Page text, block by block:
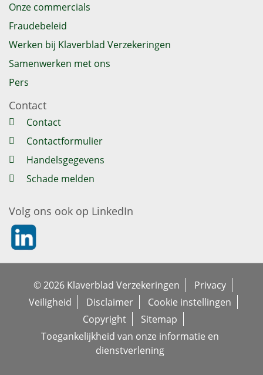
Onze commercials
Fraudebeleid
Werken bij Klaverblad Verzekeringen
Samenwerken met ons
Pers
Contact
Contact
Contactformulier
Handelsgegevens
Schade melden
Volg ons ook op LinkedIn
https://nl.linkedin.com/company/klaverblad-
© 2026 Klaverblad Verzekeringen
Privacy
Veiligheid
Disclaimer
Cookie instellingen
Copyright
Sitemap
Toegankelijkheid van onze informatie en
dienstverlening